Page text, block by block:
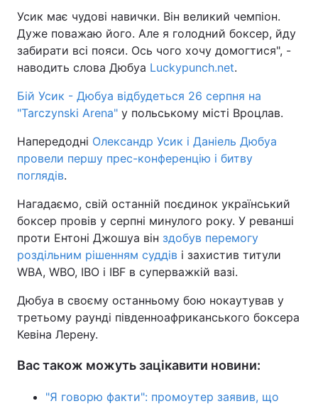
Тема оформлення
Усик має чудові навички. Він великий чемпіон.
Дуже поважаю його. Але я голодний боксер, йду
забирати всі пояси. Ось чого хочу домогтися", -
наводить слова Дюбуа Luckypunch.net.
Бій Усик - Дюбуа відбудеться 26 серпня на
"Tarczynski Arena" у польському місті Вроцлав.
Напередодні Олександр Усик і Даніель Дюбуа
провели першу прес-конференцію і битву
поглядів.
Нагадаємо, свій останній поєдинок український
боксер провів у серпні минулого року. У реванші
проти Ентоні Джошуа він здобув перемогу
роздільним рішенням суддів і захистив титули
WBA, WBO, IBO і IBF в суперважкій вазі.
Дюбуа в своєму останньому бою нокаутував у
третьому раунді південноафриканського боксера
Кевіна Лерену.
Вас також можуть зацікавити новини:
"Я говорю факти": промоутер заявив, що